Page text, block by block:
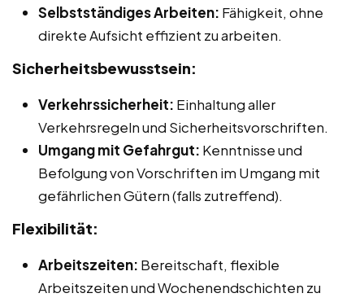
Selbstständiges Arbeiten: Fähigkeit, ohne
direkte Aufsicht effizient zu arbeiten.
Sicherheitsbewusstsein:
Verkehrssicherheit: Einhaltung aller
Verkehrsregeln und Sicherheitsvorschriften.
Umgang mit Gefahrgut: Kenntnisse und
Befolgung von Vorschriften im Umgang mit
gefährlichen Gütern (falls zutreffend).
Flexibilität:
Arbeitszeiten: Bereitschaft, flexible
Arbeitszeiten und Wochenendschichten zu